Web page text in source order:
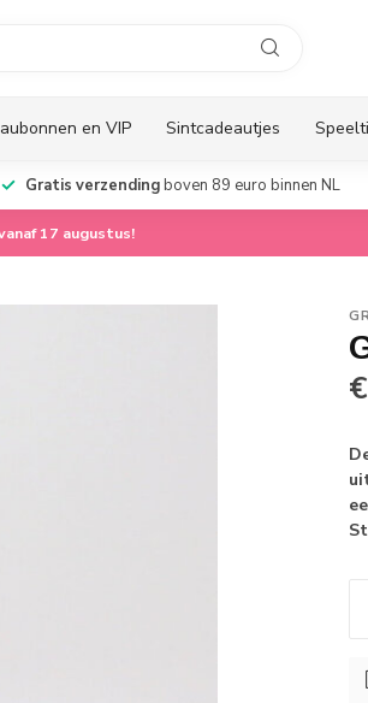
en VIP Sintcadeautjes
Gratis verzendingboven 89 euro binnen NL
17 augustus!